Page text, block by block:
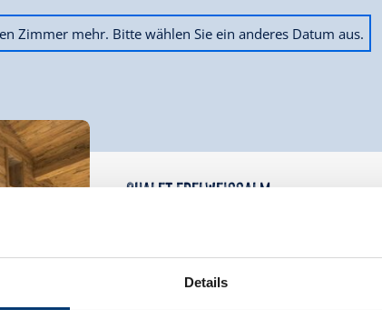
Details
Zimmer mehr. Bitte wählen Sie ein anderes Datum aus.
Chalet Edelweissalm
Chalet Edelweissalm verfügt über